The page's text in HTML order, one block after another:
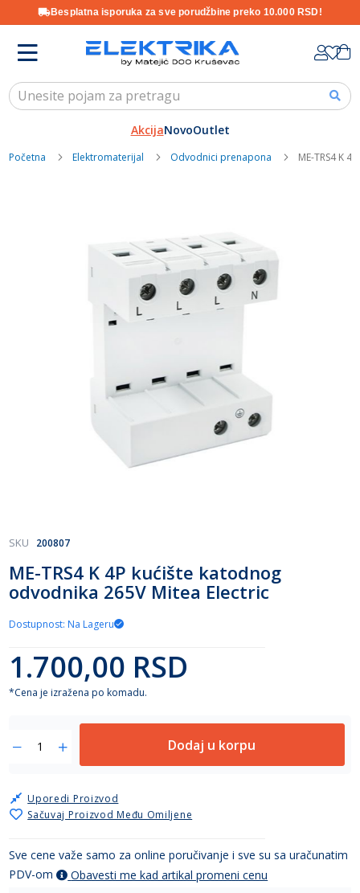
Besplatna isporuka za sve porudžbine preko 10.000 RSD!
Content
AkcijaNovoOutlet
Početna Elektromaterijal Odvodnici prenapona ME-TRS4 K
Skip
the
beginning
the
gallery
ME-TRS4 K 4P kućište katodnog
odvodnika 265V Mitea Electric
SKU 200807
Dostupnost: Na Lageru
1.700,00 RSD
*Cena je izražena po komadu.
Dodaj u korpu
Sačuvaj Proizvod Među Omiljene
Uporedi Proizvod
Sve cene važe samo za online poručivanje i sve su sa uračunatim
PDV-om
Obavesti me kad artikal promeni cenu